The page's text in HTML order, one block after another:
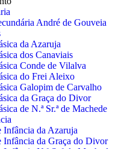
André de Gouveia
da Azaruja
dos Canaviais
Conde de Vilalva
do Frei Aleixo
Galopim de Carvalho
da Graça do Divor
de N.ª Sr.ª de Machede
Infância da Azaruja
Infância da Graça do Divor